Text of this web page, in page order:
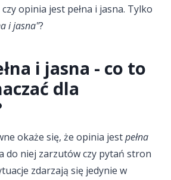
opinia jest pełna i jasna. Tylko
i jasna"?
i jasna - co to
dla
okaże się, że opinia jestpełna
do niej zarzutów czy pytań stron
zdarzają się jedynie w